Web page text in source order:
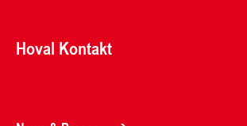
Hoval Kontakt